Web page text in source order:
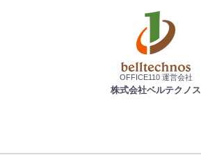
OFFICE110 運営会社
株式会社ベルテクノス